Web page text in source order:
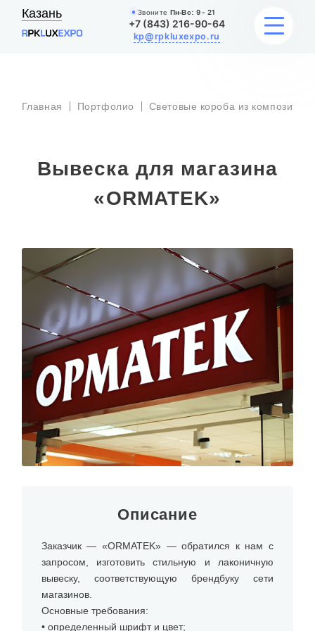
Казань Звоните Пн-Вс: 9 - 21
+7 (843) 216-90-64
kp@rpkluxexpo.ru
УСЛУГИ
АКЦИИ
О КОМПАНИИ
Главная Портфолио Световые короба из композита
Вывеска для магазина
«ORMATEK»
Описание
Заказчик — «ORMATEK» — обратился к нам с
запросом, изготовить стильную и лаконичную
вывеску, соответствующую брендбуку сети
магазинов.
Основные требования:
• определенный шрифт и цвет;